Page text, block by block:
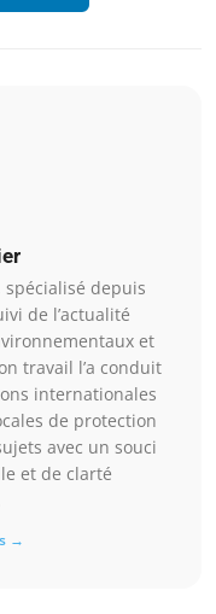
depuis
de l’actualité
et
travail l’a conduit
internationales
de protection
avec un souci
et de clarté
→